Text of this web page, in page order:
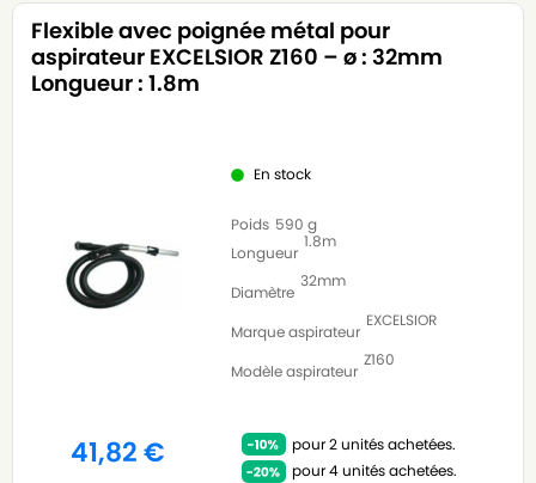
Flexible avec poignée métal pour
aspirateur EXCELSIOR Z160 – ø : 32mm
Longueur : 1.8m
En stock
Poids 590 g
Longueur
1.8m
Diamètre
32mm
Marque aspirateur
EXCELSIOR
Modèle aspirateur
Z160
41,82€
pour 2 unités achetées.
pour 4 unités achetées.